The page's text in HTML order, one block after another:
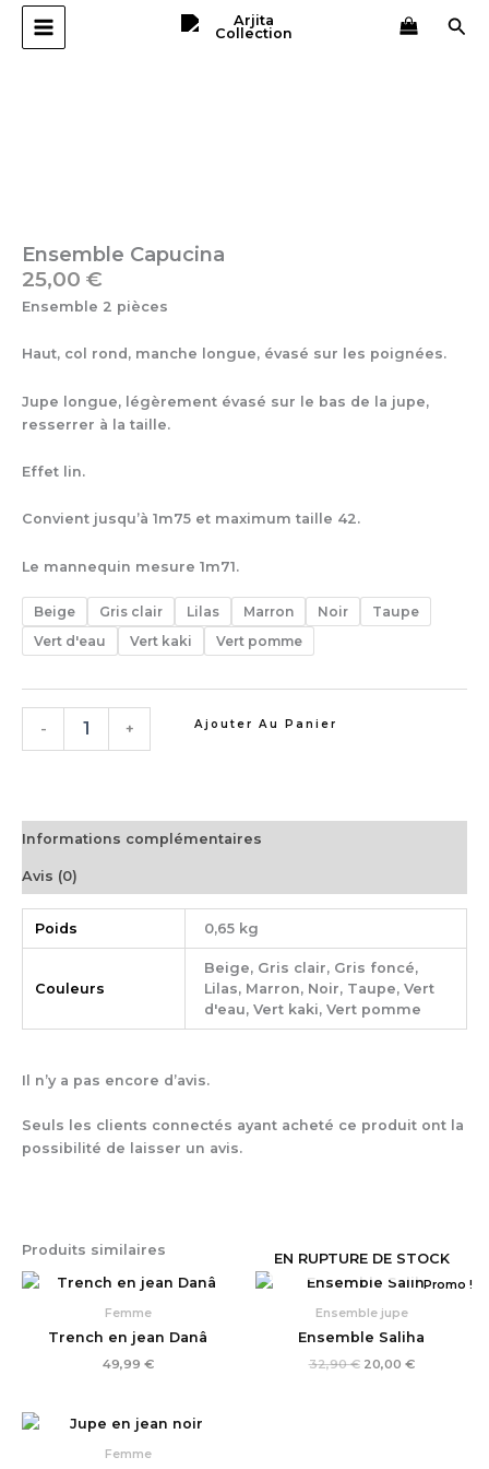
Aller
Ensemble Capucina
25,00 €
Ensemble 2 pièces
Haut, col rond, manche longue, évasé sur les poignées.
Jupe longue, légèrement évasé sur le bas de la jupe,
resserrer à la taille.
Effet lin.
Convient jusqu’à 1m75 et maximum taille 42.
Le mannequin mesure 1m71.
Beige Gris clair Lilas Marron Noir
Taupe
Vert d'eau
Vert kaki Vert pomme
- + Ajouter Au Panier
Informations complémentaires
Avis (0)
Poids 0,65 kg
Couleurs
Beige, Gris clair, Gris foncé,
Lilas, Marron, Noir, Taupe, Vert
d'eau, Vert kaki, Vert pomme
Il n’y a pas encore d’avis.
Seuls les clients connectés ayant acheté ce produit ont la
possibilité de laisser un avis.
Produits similaires
Femme
Trench en jean Danâ
49,99 €
Promo !
EN RUPTURE DE STOCK
Ensemble jupe
Ensemble Saliha
32,90€
Le
prix
initial
était :
32,90 €.
20,00 €
Le
prix
20,00 €.
Femme